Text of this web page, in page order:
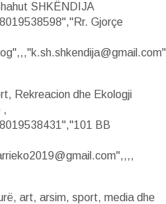
SHKËNDIJA
Gjorçe
Rekreacion dhe Ekologji
,
BB
art, arsim, sport, media dhe